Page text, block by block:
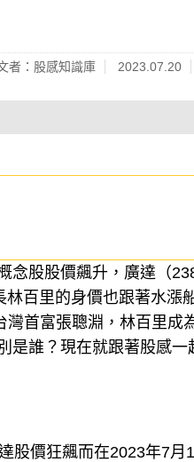
者：股感知識庫 2023.07.20
念股股價飆升，廣達（
百里的身價也跟著水漲
首富張聰淵，林百里成
是誰？現在就跟著股感一
股價狂飆而在2023年7月